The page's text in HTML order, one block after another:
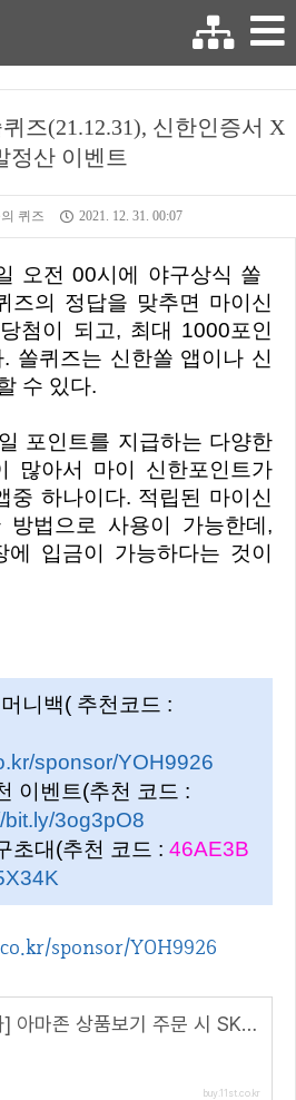
즈(21.12.31), 신한인증서 X
정산 이벤트
퀴즈 2021. 12. 31. 00:07
즈의 정답을 맞추면 마이신
첨이 되고, 최대 1000포인
쏠퀴즈는 신한쏠 앱이나 신
수 있다.
많아서 마이 신한포인트가
중 하나이다. 적립된 마이신
방법으로 사용이 가능한데,
입금이 가능하다는 것이
니백( 추천코드 :
sponsor/YOH9926
이벤트(추천 코드 :
bit.ly/3og3pO8
초대(추천 코드 : 46AE3B
sponsor/YOH9926
[11번가] 아마존 상품보기 주문 시 SK pay point 2% 추가 적립을 해드립니다. (해당 링크 접속 시)
buy.11st.co.kr